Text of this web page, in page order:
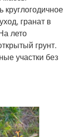
круглогодичное
гранат в
лето
грунт.
участки без